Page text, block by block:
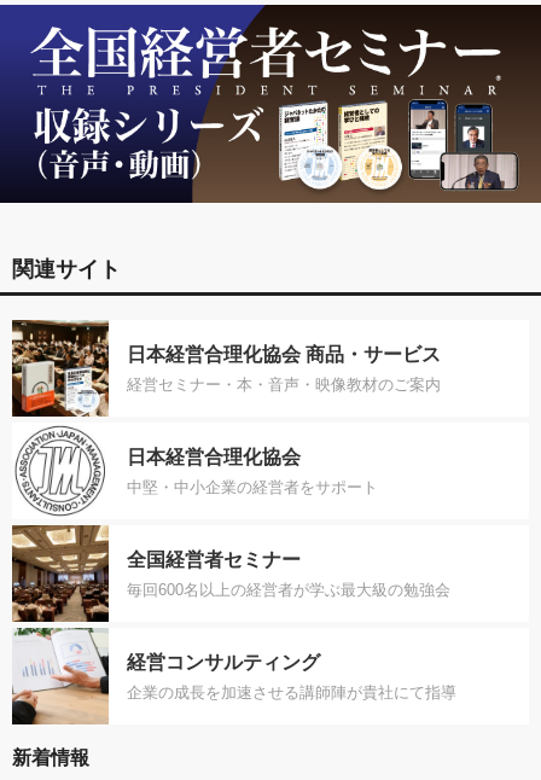
関連サイト
日本経営合理化協会 商品・サービス
経営セミナー・本・音声・映像教材のご案内
日本経営合理化協会
中堅・中小企業の経営者をサポート
全国経営者セミナー
毎回600名以上の経営者が学ぶ最大級の勉強会
経営コンサルティング
企業の成長を加速させる講師陣が貴社にて指導
新着情報